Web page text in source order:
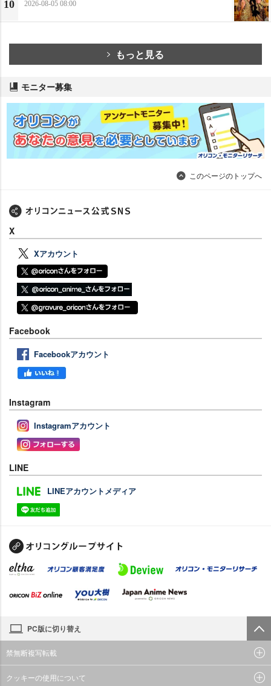
10 2026-08-05 08:00
もっと見る
モニター募集
このページのトップへ
X
Xアカウント
Facebook
Facebookアカウント
Instagram
Instagramアカウント
LINE
LINEアカウントメディア
PC版に切り替え
禁無断複写転載
クッキーの使用について